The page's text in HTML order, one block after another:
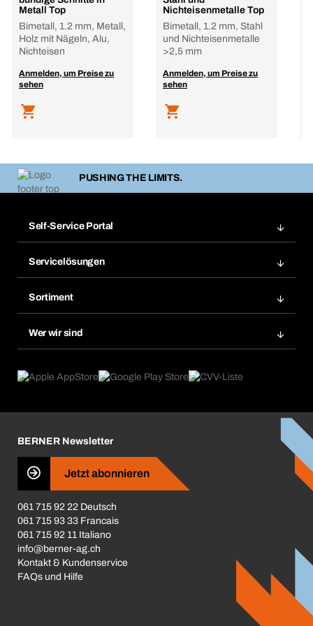
Metall Top
Bimetall, 1.2 mm, Metall,
Holz mit Nägeln, Alu,
Nichteisen
Anmelden, um Preise zu
sehen
Nichteisenmetalle Top
Bimetall, 1.2 mm, Stahl
und Nichteisenmetalle
>2,5 mm
Anmelden, um Preise zu
sehen
PUSHING THE LIMITS.
Self-Service Portal
Merklisten
Nachbestellung
Dauerauftrag
Servicelösungen
Gefahrenstoffdatenbank
eProcurement
Produktfinder
Sortiment
Wer wir sind
Was uns antreibt
Business Conduct
BERNER Newsletter
Jetzt abonnieren
061 715 92 22 Deutsch
061 715 93 33 Francais
061 715 92 11 Italiano
info@berner-ag.ch
Kontakt & Kundenservice
FAQs und Hilfe